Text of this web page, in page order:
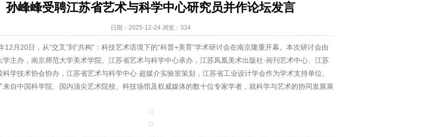
孙峰峰受聘江苏省艺术与科学中心研究员并作论坛发言
日期：2025-12-24 浏览： 334
月20日，从“交叉”到“共构”：科技艺术语境下的“科普+美育”学术研讨会在南京隆重开幕。本次研讨会由
学主办，南京师范大学美术学院、江苏省艺术与科学中心承办，江苏凤凰美术出版社·画刊艺术中心、江苏
科学技术协会协办，江苏省艺术与科学中心·超媒介实验室策划，江苏省工业设计学会作为学术支持单位。
来自中国科学院、国内顶尖艺术院校、科技场馆及权威媒体的数十位专家学者，就科学与艺术的协同发展展